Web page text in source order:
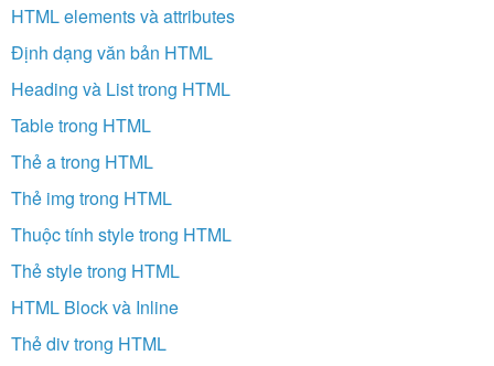
HTML elements và attributes
Định dạng văn bản HTML
Heading và List trong HTML
Table trong HTML
Thẻ a trong HTML
Thẻ img trong HTML
Thuộc tính style trong HTML
Thẻ style trong HTML
HTML Block và Inline
Thẻ div trong HTML